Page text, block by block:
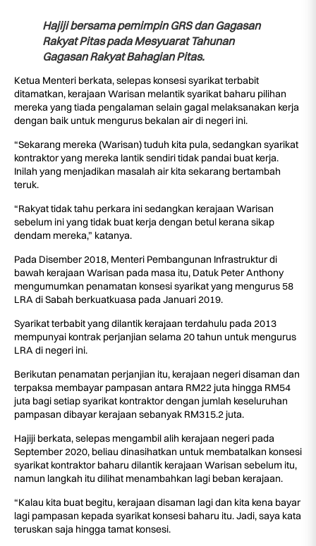
Hajiji bersama pemimpin GRS dan Gagasan
Rakyat Pitas pada Mesyuarat Tahunan
Gagasan Rakyat Bahagian Pitas.
Ketua Menteri berkata, selepas konsesi syarikat terbabit
ditamatkan, kerajaan Warisan melantik syarikat baharu pilihan
mereka yang tiada pengalaman selain gagal melaksanakan kerja
dengan baik untuk mengurus bekalan air di negeri ini.
“Sekarang mereka (Warisan) tuduh kita pula, sedangkan syarikat
kontraktor yang mereka lantik sendiri tidak pandai buat kerja.
Inilah yang menjadikan masalah air kita sekarang bertambah
teruk.
“Rakyat tidak tahu perkara ini sedangkan kerajaan Warisan
sebelum ini yang tidak buat kerja dengan betul kerana sikap
dendam mereka,” katanya.
Pada Disember 2018, Menteri Pembangunan Infrastruktur di
bawah kerajaan Warisan pada masa itu, Datuk Peter Anthony
mengumumkan penamatan konsesi syarikat yang mengurus 58
LRA di Sabah berkuatkuasa pada Januari 2019.
Syarikat terbabit yang dilantik kerajaan terdahulu pada 2013
mempunyai kontrak perjanjian selama 20 tahun untuk mengurus
LRA di negeri ini.
Berikutan penamatan perjanjian itu, kerajaan negeri disaman dan
terpaksa membayar pampasan antara RM22 juta hingga RM54
juta bagi setiap syarikat kontraktor dengan jumlah keseluruhan
pampasan dibayar kerajaan sebanyak RM315.2 juta.
Hajiji berkata, selepas mengambil alih kerajaan negeri pada
September 2020, beliau dinasihatkan untuk membatalkan konsesi
syarikat kontraktor baharu dilantik kerajaan Warisan sebelum itu,
namun langkah itu dilihat menambahkan lagi beban kerajaan.
“Kalau kita buat begitu, kerajaan disaman lagi dan kita kena bayar
lagi pampasan kepada syarikat konsesi baharu itu. Jadi, saya kata
teruskan saja hingga tamat konsesi.